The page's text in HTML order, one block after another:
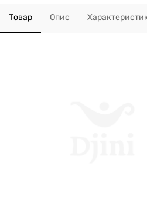
Товар Опис